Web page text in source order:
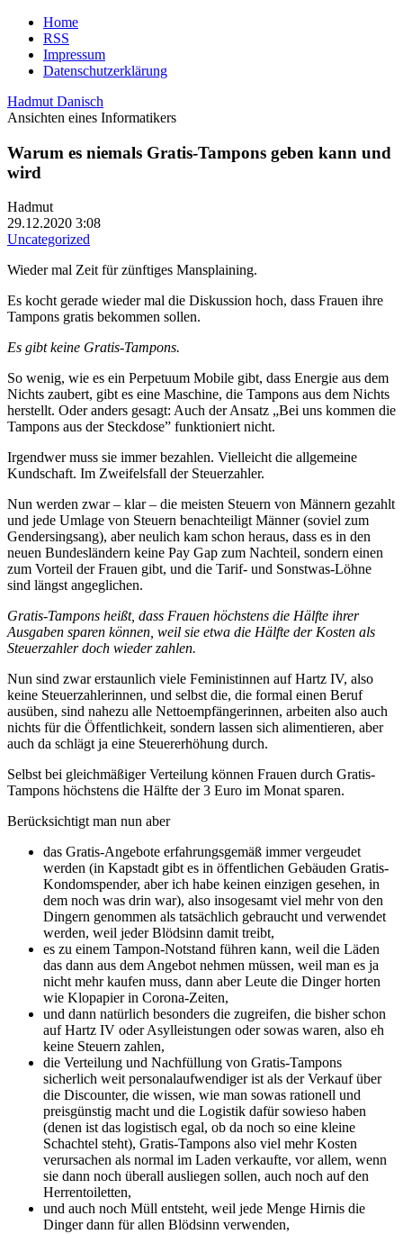
Home
RSS
Impressum
Datenschutzerklärung
Hadmut Danisch
Ansichten eines Informatikers
Warum es niemals Gratis-Tampons geben kann und
wird
Hadmut
29.12.2020 3:08
Uncategorized
Wieder mal Zeit für zünftiges Mansplaining.
Es kocht gerade wieder mal die Diskussion hoch, dass Frauen ihre
Tampons gratis bekommen sollen.
Es gibt keine Gratis-Tampons.
So wenig, wie es ein Perpetuum Mobile gibt, dass Energie aus dem
Nichts zaubert, gibt es eine Maschine, die Tampons aus dem Nichts
herstellt. Oder anders gesagt: Auch der Ansatz „Bei uns kommen die
Tampons aus der Steckdose” funktioniert nicht.
Irgendwer muss sie immer bezahlen. Vielleicht die allgemeine
Kundschaft. Im Zweifelsfall der Steuerzahler.
Nun werden zwar – klar – die meisten Steuern von Männern gezahlt
und jede Umlage von Steuern benachteiligt Männer (soviel zum
Gendersingsang), aber neulich kam schon heraus, dass es in den
neuen Bundesländern keine Pay Gap zum Nachteil, sondern einen
zum Vorteil der Frauen gibt, und die Tarif- und Sonstwas-Löhne
sind längst angeglichen.
Gratis-Tampons heißt, dass Frauen höchstens die Hälfte ihrer
Ausgaben sparen können, weil sie etwa die Hälfte der Kosten als
Steuerzahler doch wieder zahlen.
Nun sind zwar erstaunlich viele Feministinnen auf Hartz IV, also
keine Steuerzahlerinnen, und selbst die, die formal einen Beruf
ausüben, sind nahezu alle Nettoempfängerinnen, arbeiten also auch
nichts für die Öffentlichkeit, sondern lassen sich alimentieren, aber
auch da schlägt ja eine Steuererhöhung durch.
Selbst bei gleichmäßiger Verteilung können Frauen durch Gratis-
Tampons höchstens die Hälfte der 3 Euro im Monat sparen.
Berücksichtigt man nun aber
das Gratis-Angebote erfahrungsgemäß immer vergeudet
werden (in Kapstadt gibt es in öffentlichen Gebäuden Gratis-
Kondomspender, aber ich habe keinen einzigen gesehen, in
dem noch was drin war), also insogesamt viel mehr von den
Dingern genommen als tatsächlich gebraucht und verwendet
werden, weil jeder Blödsinn damit treibt,
es zu einem Tampon-Notstand führen kann, weil die Läden
das dann aus dem Angebot nehmen müssen, weil man es ja
nicht mehr kaufen muss, dann aber Leute die Dinger horten
wie Klopapier in Corona-Zeiten,
und dann natürlich besonders die zugreifen, die bisher schon
auf Hartz IV oder Asylleistungen oder sowas waren, also eh
keine Steuern zahlen,
die Verteilung und Nachfüllung von Gratis-Tampons
sicherlich weit personalaufwendiger ist als der Verkauf über
die Discounter, die wissen, wie man sowas rationell und
preisgünstig macht und die Logistik dafür sowieso haben
(denen ist das logistisch egal, ob da noch so eine kleine
Schachtel steht), Gratis-Tampons also viel mehr Kosten
verursachen als normal im Laden verkaufte, vor allem, wenn
sie dann noch überall ausliegen sollen, auch noch auf den
Herrentoiletten,
und auch noch Müll entsteht, weil jede Menge Hirnis die
Dinger dann für allen Blödsinn verwenden,